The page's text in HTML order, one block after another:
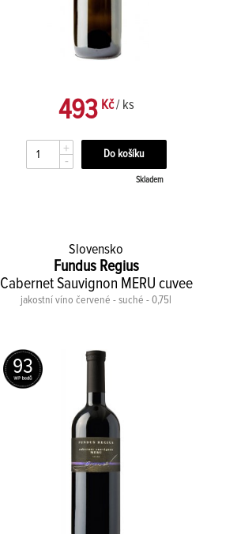
493 Kč/ ks
+
-
Skladem
Slovensko
Fundus Regius
Cabernet Sauvignon MERU cuvee
jakostní víno červené - suché - 0,75l
93